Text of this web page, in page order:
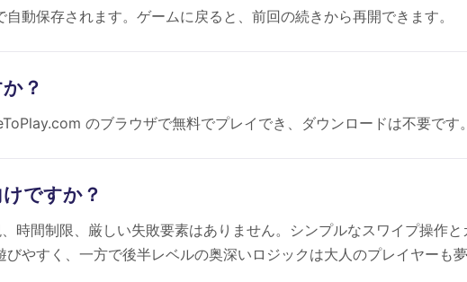
動保存されます。ゲームに戻ると、前回の続きから再開できます。
？
のブラウザで無料でプレイでき、ダウンロードは不要です
ですか？
時間制限、厳しい失敗要素はありません。シンプルなスワイプ操作と
やすく、一方で後半レベルの奥深いロジックは大人のプレイヤーも